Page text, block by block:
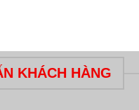
KHÁCH HÀNG